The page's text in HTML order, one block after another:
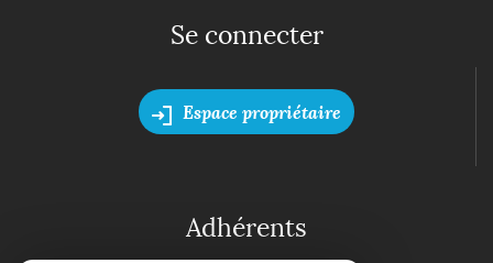
Se connecter
Espace propriétaire
Adhérents